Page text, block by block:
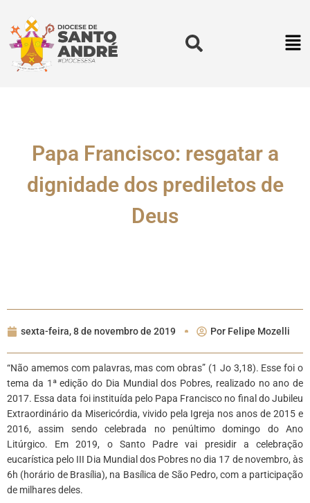
Papa Francisco: resgatar a
dignidade dos prediletos de
Deus
sexta-feira, 8 de novembro de 2019 Por Felipe Mozelli
“Não amemos com palavras, mas com obras” (1 Jo 3,18). Esse foi o
tema da 1ª edição do Dia Mundial dos Pobres, realizado no ano de
2017. Essa data foi instituída pelo Papa Francisco no final do Jubileu
Extraordinário da Misericórdia, vivido pela Igreja nos anos de 2015 e
2016, assim sendo celebrada no penúltimo domingo do Ano
Litúrgico. Em 2019, o Santo Padre vai presidir a celebração
eucarística pelo III Dia Mundial dos Pobres no dia 17 de novembro, às
6h (horário de Brasília), na Basílica de São Pedro, com a participação
de milhares deles.